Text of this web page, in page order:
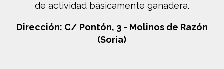
de actividad básicamente ganadera.
Dirección: C/ Pontón, 3 - Molinos de Razón
(Soria)